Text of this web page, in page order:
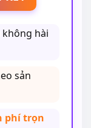
hài
sản
phí trọn